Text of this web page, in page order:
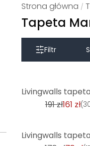
Strona główna /
Tapeta
Filtr
191 zł161 zł(